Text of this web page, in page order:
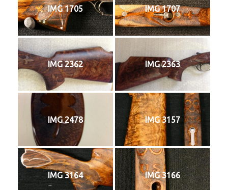
IMG 1705 IMG 1707
IMG 2362 IMG 2363
IMG 2478 IMG 3157
IMG 3164 IMG 3166